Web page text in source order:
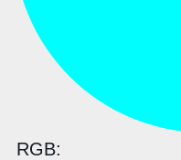
RGB: